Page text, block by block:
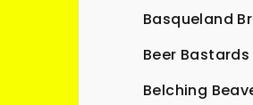
Basqueland
Beer Bastards
Belching